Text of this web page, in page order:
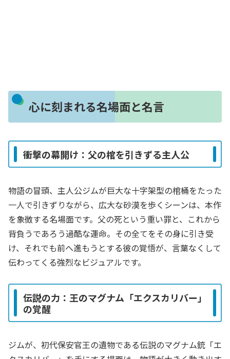
心に刻まれる名場面と名言
衝撃の幕開け：父の棺を引きずる主人公
物語の冒頭、主人公ジムが巨大な十字架型の棺桶をたった
一人で引きずりながら、広大な砂漠を歩くシーンは、本作
を象徴する名場面です。父の死という重い罪と、これから
背負うであろう過酷な運命。その全てをその身に引き受
け、それでも前へ進もうとする彼の覚悟が、言葉なくして
伝わってくる強烈なビジュアルです。
伝説の力：王のマグナム「エクスカリバー」
の覚醒
ジムが、初代保安官王の遺物である伝説のマグナム銃「エ